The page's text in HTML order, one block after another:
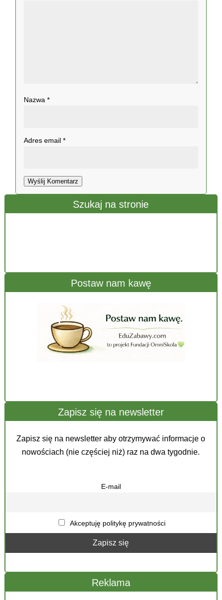
Szukaj na stronie
Postaw nam kawę
Zapisz się na newsletter
Zapisz się na newsletter aby otrzymywać informacje o
nowościach (nie częściej niż) raz na dwa tygodnie.
E-mail
Akceptuję politykę prywatności
Reklama
Nazwa*
Adres email*
Wyślij Komentarz